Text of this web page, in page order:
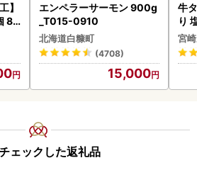
】
80
エンペラーサーモン 900g
_T015-0910
北海道白糠町
(4708)
15,000
牛
り
宮
ェックした返礼品